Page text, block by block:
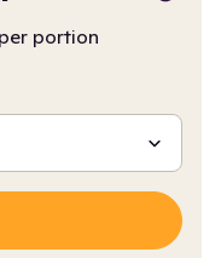
portion